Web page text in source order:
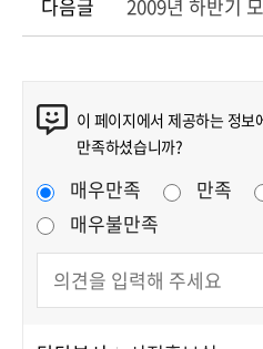
다음글 2009년 하반기
이 페이지에서 제공하는 정보
만족하셨습니까?
매우만족 만족
매우불만족